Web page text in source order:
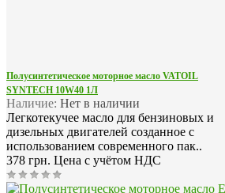
Полусинтетическое моторное масло VATOIL
SYNTECH 10W40 1Л
Наличие: Нет в наличии
Легкотекучее масло для бензиновых и
дизельных двигателей созданное с
использованием современного пак..
378 грн. Цена с учётом НДС